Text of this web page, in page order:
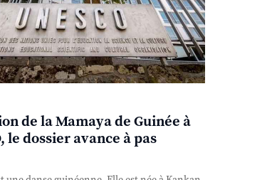
de la Mamaya de Guinée à
le dossier avance à pas